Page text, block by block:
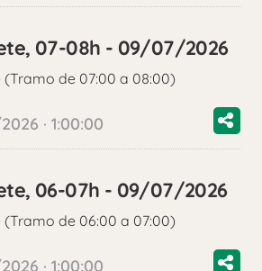
07-08h - 09/07/2026
(Tramo de 07:00 a 08:00)
· 1:00:00
06-07h - 09/07/2026
(Tramo de 06:00 a 07:00)
· 1:00:00